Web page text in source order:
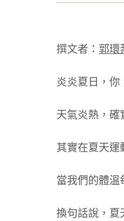
撰文者： 郭
炎炎夏日，你
天氣炎熱，確
其實在夏天運
當我們的體
換句話說，夏